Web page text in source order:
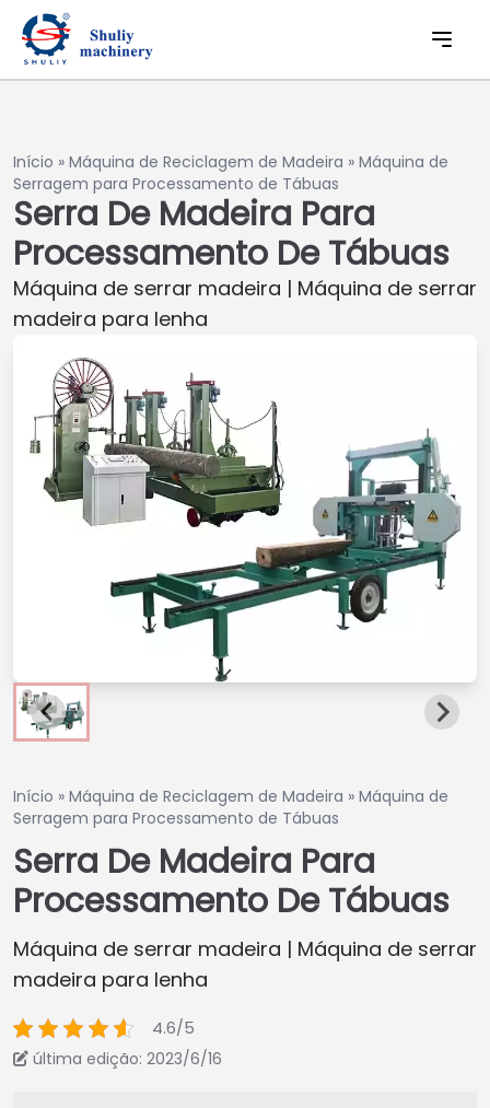
Início » Máquina de Reciclagem de Madeira » Máquina de
Serragem para Processamento de Tábuas
Serra De Madeira Para
Processamento De Tábuas
Máquina de serrar madeira | Máquina de serrar
madeira para lenha
Início » Máquina de Reciclagem de Madeira » Máquina de
Serragem para Processamento de Tábuas
Serra De Madeira Para
Processamento De Tábuas
Máquina de serrar madeira | Máquina de serrar
madeira para lenha
4.6/5
última edição: 2023/6/16